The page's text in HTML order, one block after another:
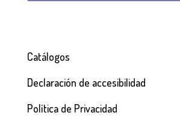
Catálogos
Declaración de accesibilidad
Política de Privacidad